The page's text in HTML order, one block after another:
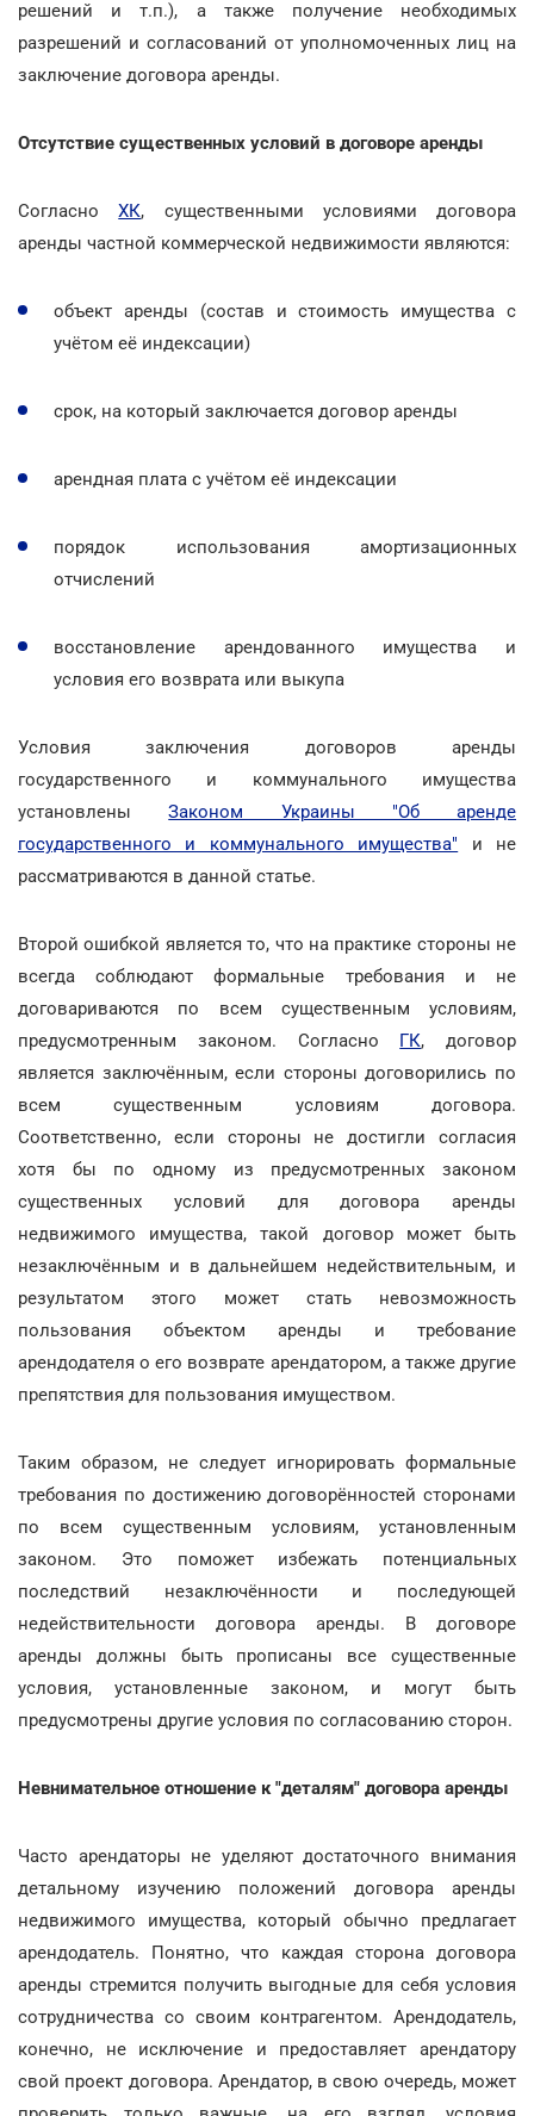
решений и т.п.), а также получение необходимых
разрешений и согласований от уполномоченных лиц на
заключение договора аренды.
Отсутствие существенных условий в договоре аренды
СогласноХК, существенными условиями договора
аренды частной коммерческой недвижимости являются:
объект аренды (состав и стоимость имущества с
учётом её индексации)
срок, на который заключается договор аренды
арендная плата с учётом её индексации
порядок использования амортизационных
отчислений
восстановление арендованного имущества и
условия его возврата или выкупа
Условия заключения договоров аренды
государственного и коммунального имущества
установленыЗаконом Украины "Об аренде
государственного и коммунального имущества"
и не
рассматриваются в данной статье.
Второй ошибкой является то, что на практике стороны не
всегда соблюдают формальные требования и не
договариваются по всем существенным условиям,
предусмотренным законом. Согласно ГК, договор
является заключённым, если стороны договорились по
всем существенным условиям договора.
Соответственно, если стороны не достигли согласия
хотя бы по одному из предусмотренных законом
существенных условий для договора аренды
недвижимого имущества, такой договор может быть
незаключённым и в дальнейшем недействительным, и
результатом этого может стать невозможность
пользования объектом аренды и требование
арендодателя о его возврате арендатором, а также другие
препятствия для пользования имуществом.
Таким образом, не следует игнорировать формальные
требования по достижению договорённостей сторонами
по всем существенным условиям, установленным
законом. Это поможет избежать потенциальных
последствий незаключённости и последующей
недействительности договора аренды. В договоре
аренды должны быть прописаны все существенные
условия, установленные законом, и могут быть
предусмотрены другие условия по согласованию сторон.
Невнимательное отношение к "деталям" договора аренды
Часто арендаторы не уделяют достаточного внимания
детальному изучению положений договора аренды
недвижимого имущества, который обычно предлагает
арендодатель. Понятно, что каждая сторона договора
аренды стремится получить выгодные для себя условия
сотрудничества со своим контрагентом. Арендодатель,
конечно, не исключение и предоставляет арендатору
свой проект договора. Арендатор, в свою очередь, может